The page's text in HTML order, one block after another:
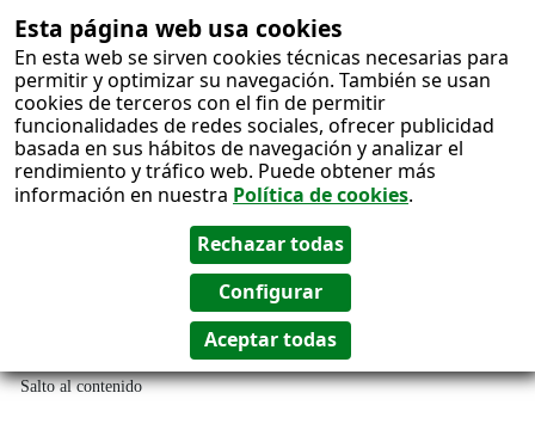
Esta página web usa cookies
En esta web se sirven cookies técnicas necesarias para
permitir y optimizar su navegación. También se usan
cookies de terceros con el fin de permitir
funcionalidades de redes sociales, ofrecer publicidad
basada en sus hábitos de navegación y analizar el
rendimiento y tráfico web. Puede obtener más
información en nuestra Política de cookies.
Salto al contenido